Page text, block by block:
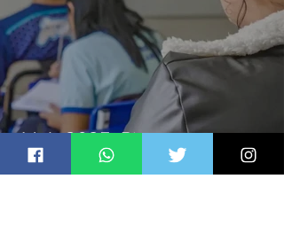
Ideb 2025: Rio avança nos
iniciais e fica acima da média
nacional